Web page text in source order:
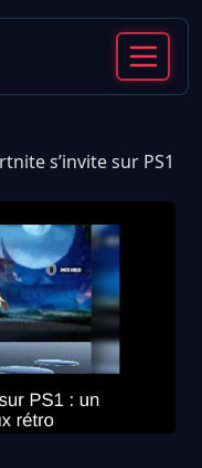
s’invite sur PS1